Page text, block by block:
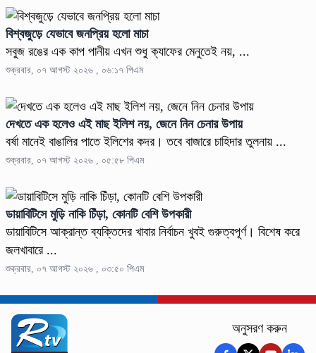
বিশ্বজুড়ে যেভাবে জনপ্রিয় হলো মাচা
সবুজ রঙের এক কাপ পানীয় এখন শুধু ক্যাফের মেনুতেই নয়, ...
শুক্রবার, ০৭ আগস্ট ২০২৬ , ০৬:১৭ পিএম
দেখতে এক হলেও এই মাছ ইলিশ নয়, জেনে নিন চেনার উপায়
বর্ষা মানেই বাঙালির পাতে ইলিশের কদর। তবে বাজারে চাহিদার তুলনায় ...
শুক্রবার, ০৭ আগস্ট ২০২৬ , ০৫:৫৮ পিএম
ডায়াবিটিসে মুড়ি নাকি চিঁড়া, কোনটি বেশি উপকারী
ডায়াবিটিসে আক্রান্ত ব্যক্তিদের খাবার নির্বাচন খুবই গুরুত্বপূর্ণ। বিশেষ করে
জলখাবারে ...
শুক্রবার, ০৭ আগস্ট ২০২৬ , ০৩:৫০ পিএম
অনুসরণ করুন